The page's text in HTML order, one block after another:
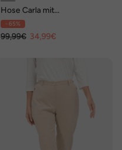
Hose Carla mit
Rippenstruktur
- 65%
99,99€ 34,99€